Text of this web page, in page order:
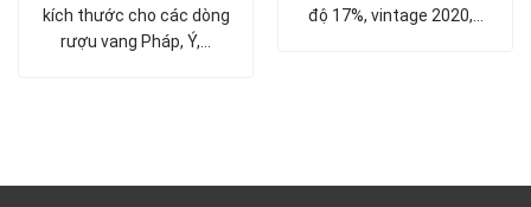
kích thước cho các dòng
rượu vang Pháp, Ý,…
độ 17%, vintage 2020,...